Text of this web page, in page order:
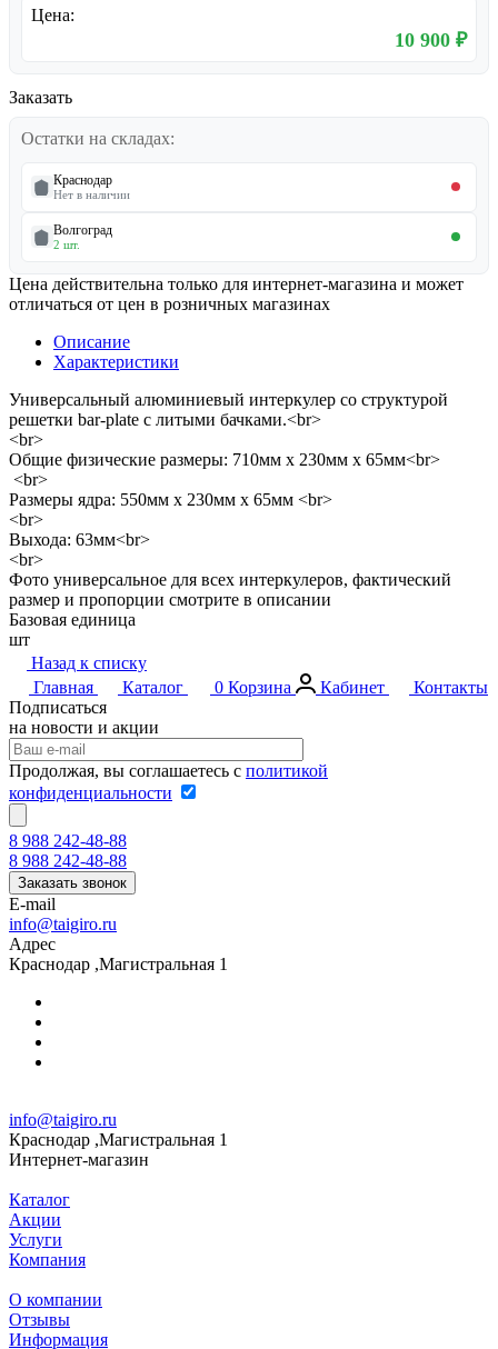
Цена:
10 900 ₽
Заказать
Остатки на складах:
Краснодар
Нет в наличии
Волгоград
2 шт.
Цена действительна только для интернет-магазина и может
отличаться от цен в розничных магазинах
Описание
Характеристики
Универсальный алюминиевый интеркулер со структурой
решетки bar-plate с литыми бачками.<br>
<br>
Общие физические размеры: 710мм х 230мм х 65мм<br>
<br>
Размеры ядра: 550мм х 230мм х 65мм <br>
<br>
Выхода: 63мм<br>
<br>
Фото универсальное для всех интеркулеров, фактический
размер и пропорции смотрите в описании
Базовая единица
шт
Назад к списку
Главная
Каталог 0 Корзина Кабинет
Контакты
Подписаться
на новости и акции
Продолжая, вы соглашаетесь с политикой
конфиденциальности
8 988 242-48-88
8 988 242-48-88
Заказать звонок
E-mail
info@taigiro.ru
Адрес
Краснодар ,Магистральная 1
info@taigiro.ru
Краснодар ,Магистральная 1
Интернет-магазин
Каталог
Акции
Услуги
Компания
О компании
Отзывы
Информация